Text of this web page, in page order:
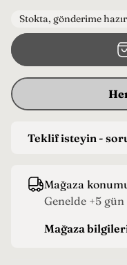
m
a
f
Stokta, gönderime hazır
Teklif isteyin -
Mağaza
Genelde +5
Mağaza